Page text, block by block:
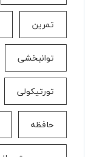
تمرین
توانبخشی
تورتیکولی
حافظه